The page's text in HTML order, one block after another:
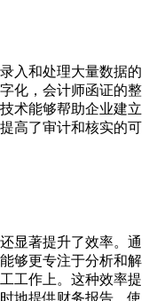
入和处理大量数据的
化，会计师函证的整
术能够帮助企业建立
高了审计和核实的可
显著提升了效率。通
够更专注于分析和解
工作上。这种效率提
地提供财务报告，使